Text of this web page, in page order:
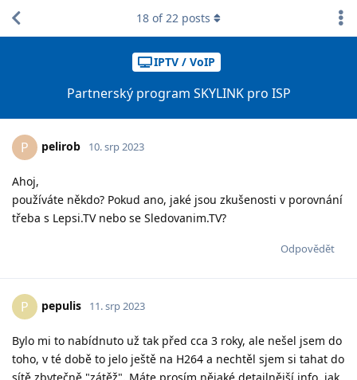
IPTV / VoIP
Partnerský program SKYLINK pro ISP
18 of22 posts
P pelirob 10. srp 2023
Ahoj,
používáte někdo? Pokud ano, jaké jsou zkušenosti v porovnání
třeba s Lepsi.TV nebo se Sledovanim.TV?
Odpovědět
P pepulis 11. srp 2023
Bylo mi to nabídnuto už tak před cca 3 roky, ale nešel jsem do
toho, v té době to jelo ještě na H264 a nechtěl sjem si tahat do